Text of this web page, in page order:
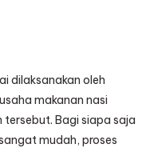
dilaksanakan oleh
makanan nasi
Bagi siapa saja
mudah, proses